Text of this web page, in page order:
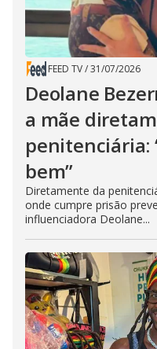
FEED TV/31/07/2026
Deolane
a mãe
penitenciária:
bem”
Diretamente da
onde cumpre prisão
influenciadora Deolane...